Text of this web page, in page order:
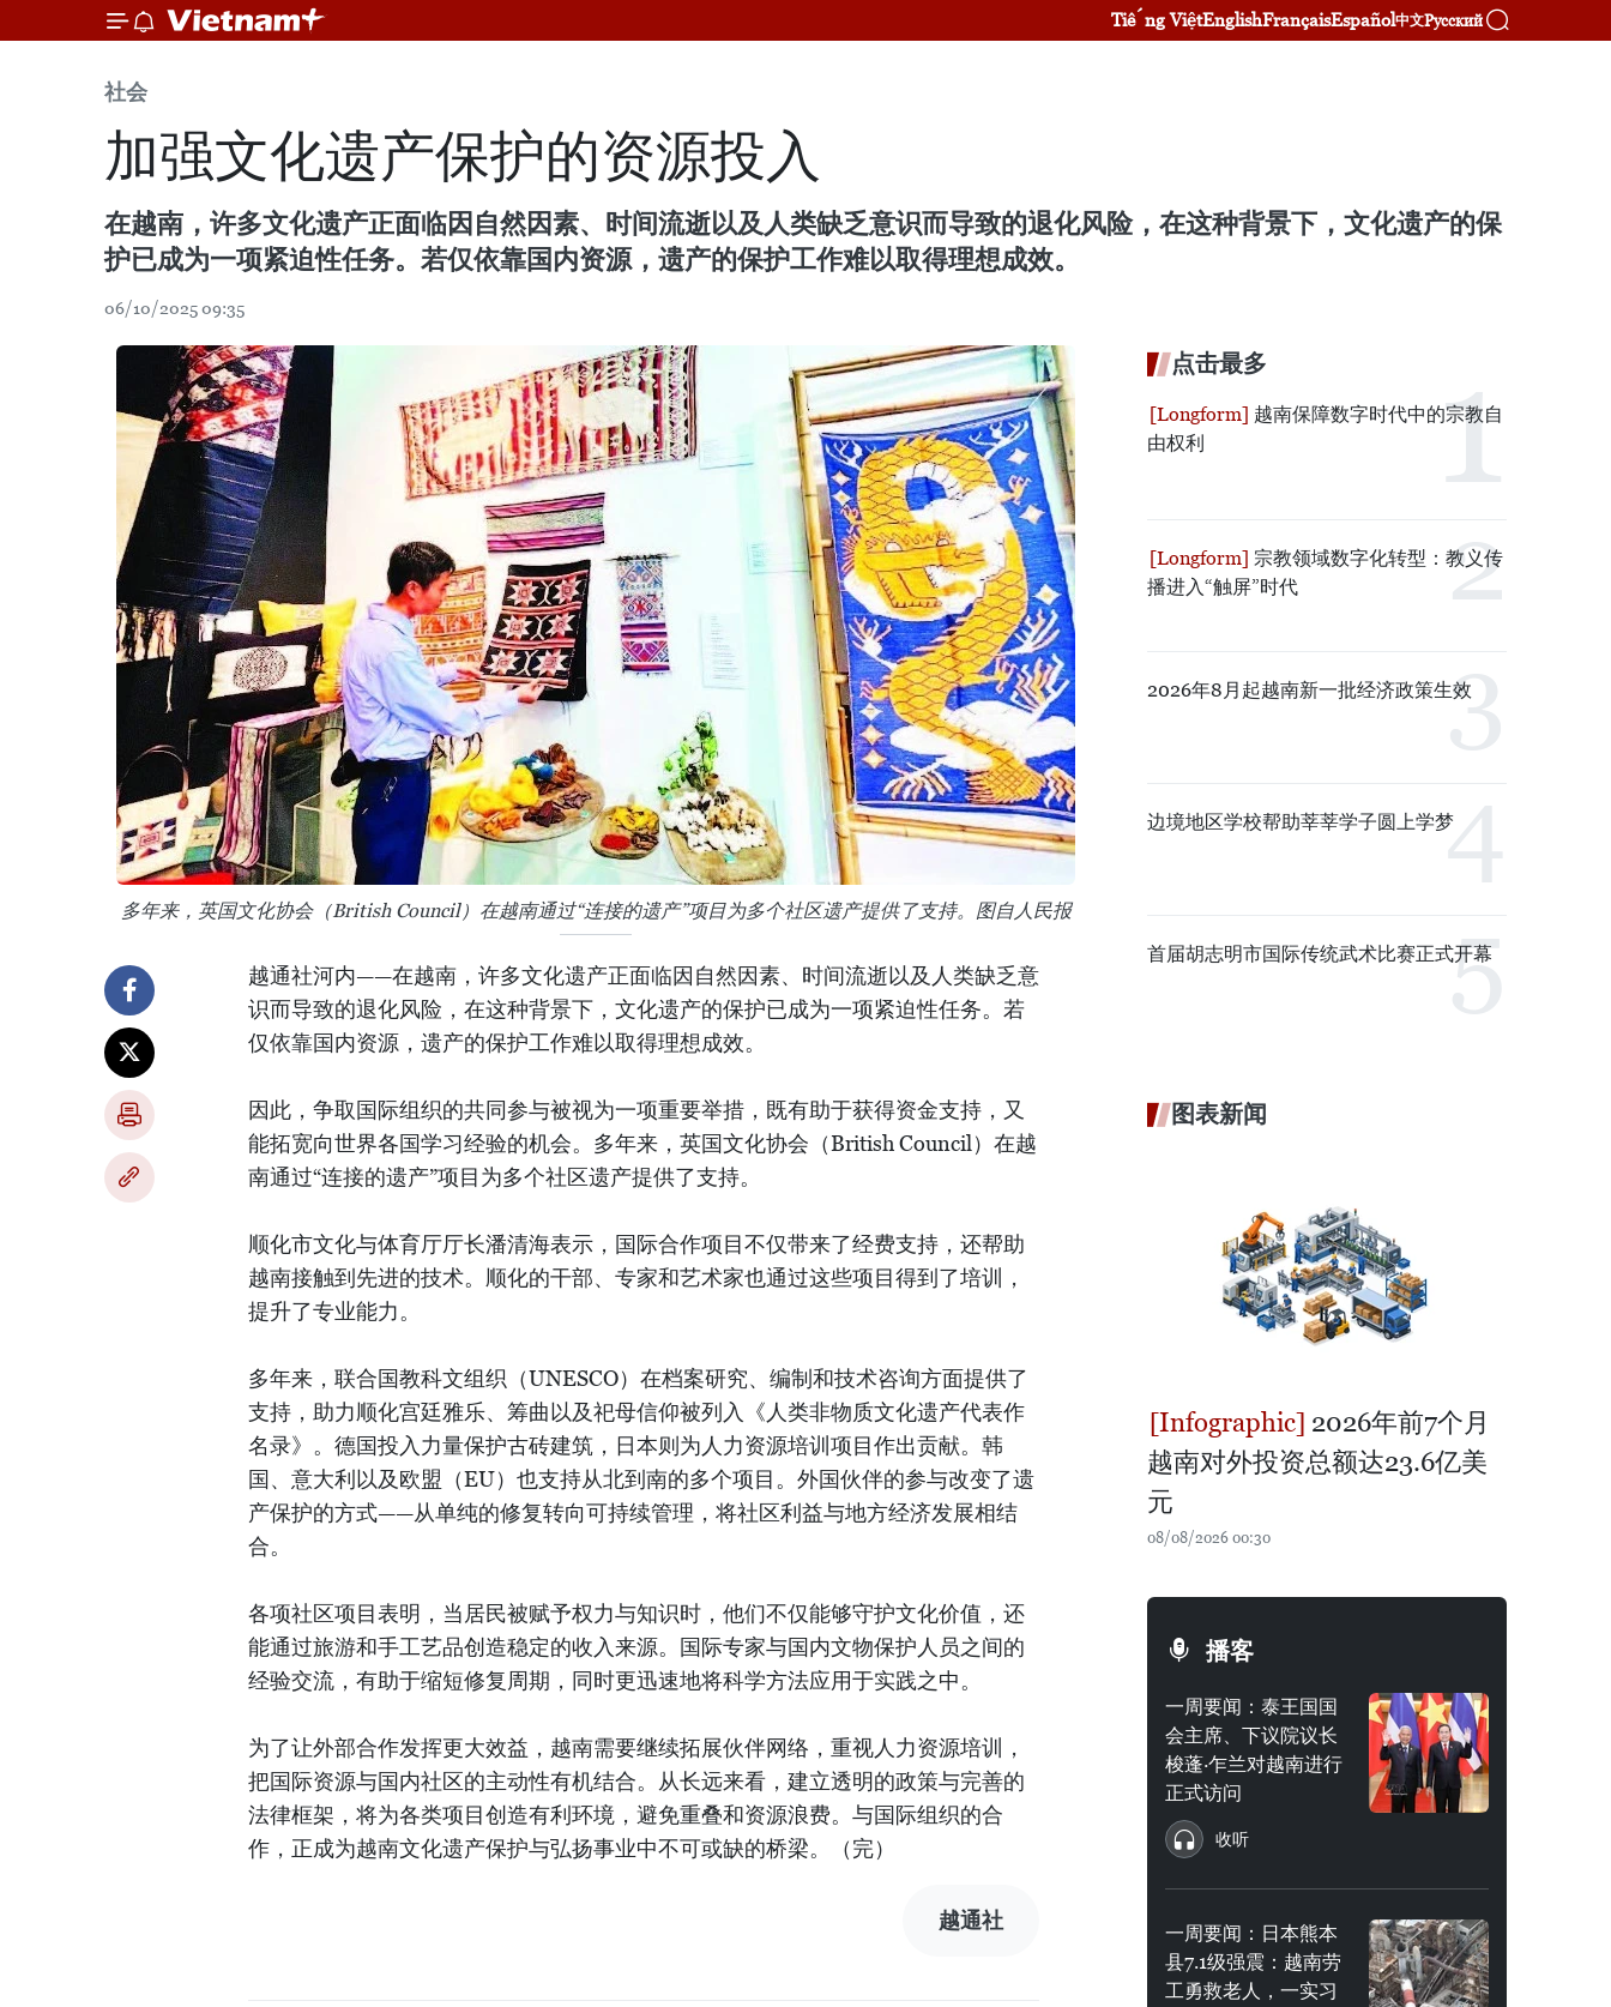
Tiếng ViệtEnglishFrançaisEspañol中文Русский
社会
加强文化遗产保护的资源投入
在越南，许多文化遗产正面临因自然因素、时间流逝以及人类缺乏意识而导致的退化风险，在这种背景下，文化遗产的保
护已成为一项紧迫性任务。若仅依靠国内资源，遗产的保护工作难以取得理想成效。
06/10/2025 09:35
多年来，英国文化协会（British Council）在越南通过“连接的遗产”项目为多个社区遗产提供了支持。图自人民报
越通社河内——在越南，许多文化遗产正面临因自然因素、时间流逝以及人类缺乏意
识而导致的退化风险，在这种背景下，文化遗产的保护已成为一项紧迫性任务。若
仅依靠国内资源，遗产的保护工作难以取得理想成效。
因此，争取国际组织的共同参与被视为一项重要举措，既有助于获得资金支持，又
能拓宽向世界各国学习经验的机会。多年来，英国文化协会（British Council）在越
南通过“连接的遗产”项目为多个社区遗产提供了支持。
顺化市文化与体育厅厅长潘清海表示，国际合作项目不仅带来了经费支持，还帮助
越南接触到先进的技术。顺化的干部、专家和艺术家也通过这些项目得到了培训，
提升了专业能力。
多年来，联合国教科文组织（UNESCO）在档案研究、编制和技术咨询方面提供了
支持，助力顺化宫廷雅乐、筹曲以及祀母信仰被列入《人类非物质文化遗产代表作
名录》。德国投入力量保护古砖建筑，日本则为人力资源培训项目作出贡献。韩
国、意大利以及欧盟（EU）也支持从北到南的多个项目。外国伙伴的参与改变了遗
产保护的方式——从单纯的修复转向可持续管理，将社区利益与地方经济发展相结
合。
各项社区项目表明，当居民被赋予权力与知识时，他们不仅能够守护文化价值，还
能通过旅游和手工艺品创造稳定的收入来源。国际专家与国内文物保护人员之间的
经验交流，有助于缩短修复周期，同时更迅速地将科学方法应用于实践之中。
为了让外部合作发挥更大效益，越南需要继续拓展伙伴网络，重视人力资源培训，
把国际资源与国内社区的主动性有机结合。从长远来看，建立透明的政策与完善的
法律框架，将为各类项目创造有利环境，避免重叠和资源浪费。与国际组织的合
作，正成为越南文化遗产保护与弘扬事业中不可或缺的桥梁。（完）
越通社
点击最多
越南保障数字时代中的宗教自
由权利
宗教领域数字化转型：教义传
播进入“触屏”时代
2026年8月起越南新一批经济政策生效
边境地区学校帮助莘莘学子圆上学梦
首届胡志明市国际传统武术比赛正式开幕
图表新闻
2026年前7个月
越南对外投资总额达23.6亿美
元
08/08/2026 00:30
播客
一周要闻：泰王国国
会主席、下议院议长
梭蓬·乍兰对越南进行
正式访问
收听
一周要闻：日本熊本
县7.1级强震：越南劳
工勇救老人，一实习